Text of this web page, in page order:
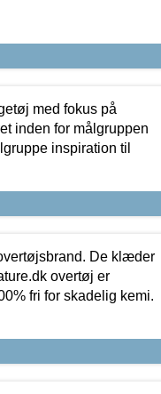
med fokus på
inden for målgruppen
inspiration til
De klæder
overtøj er
fri for skadelig kemi.